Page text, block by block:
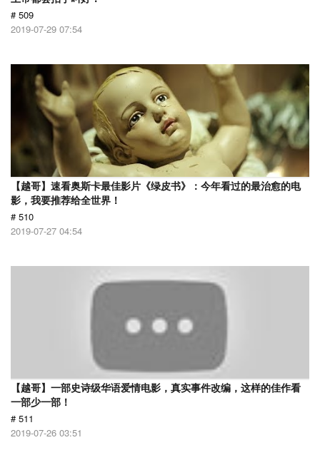
# 509
2019-07-29 07:54
【越哥】速看奥斯卡最佳影片《绿皮书》：今年看过的最治愈的电
影，我要推荐给全世界！
# 510
2019-07-27 04:54
【越哥】一部史诗级华语爱情电影，真实事件改编，这样的佳作看
一部少一部！
# 511
2019-07-26 03:51